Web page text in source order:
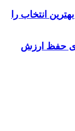
انتخاب را
حفظ ارزش